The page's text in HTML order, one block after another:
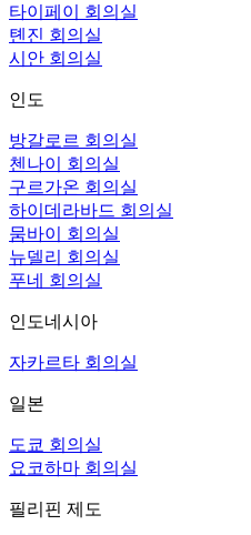
타이페이 회의실
톈진 회의실
시안 회의실
인도
방갈로르 회의실
첸나이 회의실
구르가온 회의실
하이데라바드 회의실
뭄바이 회의실
뉴델리 회의실
푸네 회의실
인도네시아
자카르타 회의실
일본
도쿄 회의실
요코하마 회의실
필리핀 제도